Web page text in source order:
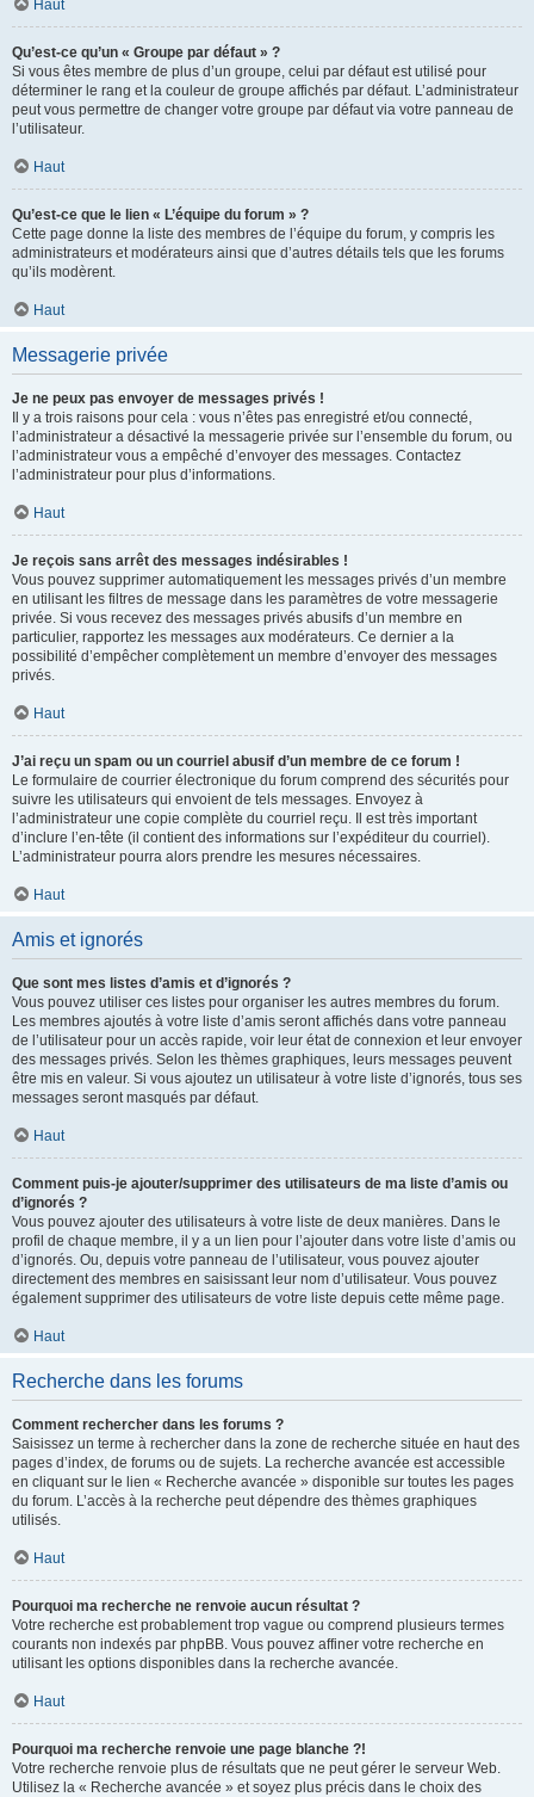
Haut
Qu’est-ce qu’un « Groupe par défaut » ?
Si vous êtes membre de plus d’un groupe, celui par défaut est utilisé pour
déterminer le rang et la couleur de groupe affichés par défaut. L’administrateur
peut vous permettre de changer votre groupe par défaut via votre panneau de
l’utilisateur.
Haut
Qu’est-ce que le lien « L’équipe du forum » ?
Cette page donne la liste des membres de l’équipe du forum, y compris les
administrateurs et modérateurs ainsi que d’autres détails tels que les forums
qu’ils modèrent.
Haut
Messagerie privée
Je ne peux pas envoyer de messages privés !
Il y a trois raisons pour cela : vous n’êtes pas enregistré et/ou connecté,
l’administrateur a désactivé la messagerie privée sur l’ensemble du forum, ou
l’administrateur vous a empêché d’envoyer des messages. Contactez
l’administrateur pour plus d’informations.
Haut
Je reçois sans arrêt des messages indésirables !
Vous pouvez supprimer automatiquement les messages privés d’un membre
en utilisant les filtres de message dans les paramètres de votre messagerie
privée. Si vous recevez des messages privés abusifs d’un membre en
particulier, rapportez les messages aux modérateurs. Ce dernier a la
possibilité d’empêcher complètement un membre d’envoyer des messages
privés.
Haut
J’ai reçu un spam ou un courriel abusif d’un membre de ce forum !
Le formulaire de courrier électronique du forum comprend des sécurités pour
suivre les utilisateurs qui envoient de tels messages. Envoyez à
l’administrateur une copie complète du courriel reçu. Il est très important
d’inclure l’en-tête (il contient des informations sur l’expéditeur du courriel).
L’administrateur pourra alors prendre les mesures nécessaires.
Haut
Amis et ignorés
Que sont mes listes d’amis et d’ignorés ?
Vous pouvez utiliser ces listes pour organiser les autres membres du forum.
Les membres ajoutés à votre liste d’amis seront affichés dans votre panneau
de l’utilisateur pour un accès rapide, voir leur état de connexion et leur envoyer
des messages privés. Selon les thèmes graphiques, leurs messages peuvent
être mis en valeur. Si vous ajoutez un utilisateur à votre liste d’ignorés, tous ses
messages seront masqués par défaut.
Haut
Comment puis-je ajouter/supprimer des utilisateurs de ma liste d’amis ou
d’ignorés ?
Vous pouvez ajouter des utilisateurs à votre liste de deux manières. Dans le
profil de chaque membre, il y a un lien pour l’ajouter dans votre liste d’amis ou
d’ignorés. Ou, depuis votre panneau de l’utilisateur, vous pouvez ajouter
directement des membres en saisissant leur nom d’utilisateur. Vous pouvez
également supprimer des utilisateurs de votre liste depuis cette même page.
Haut
Recherche dans les forums
Comment rechercher dans les forums ?
Saisissez un terme à rechercher dans la zone de recherche située en haut des
pages d’index, de forums ou de sujets. La recherche avancée est accessible
en cliquant sur le lien « Recherche avancée » disponible sur toutes les pages
du forum. L’accès à la recherche peut dépendre des thèmes graphiques
utilisés.
Haut
Pourquoi ma recherche ne renvoie aucun résultat ?
Votre recherche est probablement trop vague ou comprend plusieurs termes
courants non indexés par phpBB. Vous pouvez affiner votre recherche en
utilisant les options disponibles dans la recherche avancée.
Haut
Pourquoi ma recherche renvoie une page blanche ?!
Votre recherche renvoie plus de résultats que ne peut gérer le serveur Web.
Utilisez la « Recherche avancée » et soyez plus précis dans le choix des